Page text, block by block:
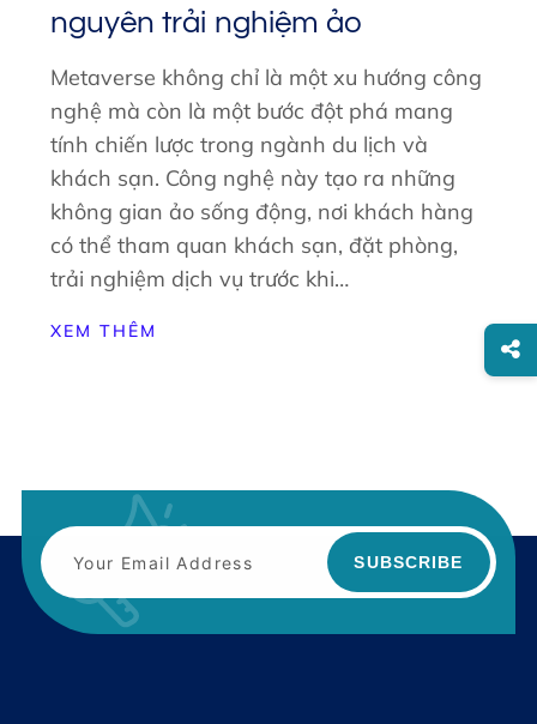
nguyên trải nghiệm ảo
Metaverse không chỉ là một xu hướng công
nghệ mà còn là một bước đột phá mang
tính chiến lược trong ngành du lịch và
khách sạn. Công nghệ này tạo ra những
không gian ảo sống động, nơi khách hàng
có thể tham quan khách sạn, đặt phòng,
trải nghiệm dịch vụ trước khi…
XEM THÊM
SUBSCRIBE